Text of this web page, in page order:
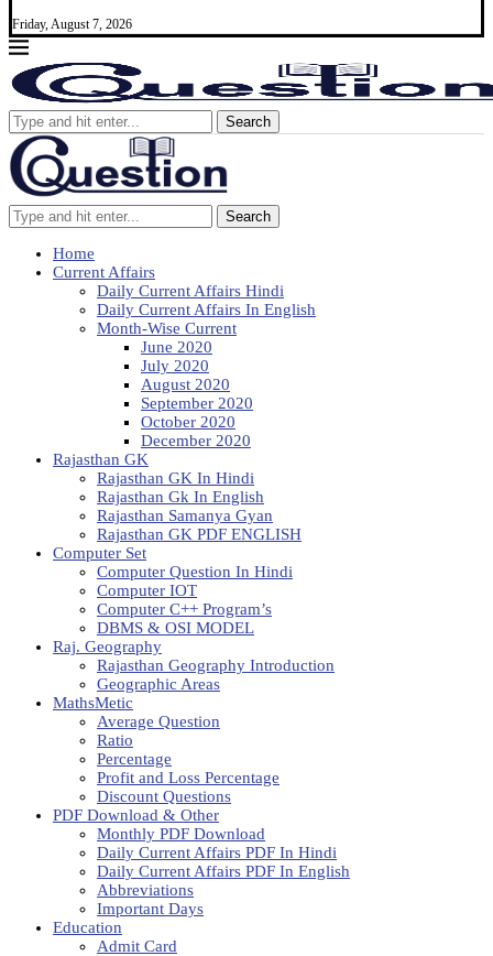
Friday, August 7, 2026
Search
Search
Home
Current Affairs
Daily Current Affairs Hindi
Daily Current Affairs In English
Month-Wise Current
June 2020
July 2020
August 2020
September 2020
October 2020
December 2020
Rajasthan GK
Rajasthan GK In Hindi
Rajasthan Gk In English
Rajasthan Samanya Gyan
Rajasthan GK PDF ENGLISH
Computer Set
Computer Question In Hindi
Computer IOT
Computer C++ Program’s
DBMS & OSI MODEL
Raj. Geography
Rajasthan Geography Introduction
Geographic Areas
MathsMetic
Average Question
Ratio
Percentage
Profit and Loss Percentage
Discount Questions
PDF Download & Other
Monthly PDF Download
Daily Current Affairs PDF In Hindi
Daily Current Affairs PDF In English
Abbreviations
Important Days
Education
Admit Card